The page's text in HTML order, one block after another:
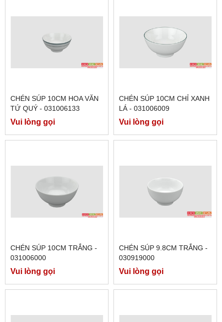
CHÉN SÚP 10CM HOA VĂN
TỨ QUÝ - 031006133
Vui lòng gọi
CHÉN SÚP 10CM CHỈ XANH
LÁ - 031006009
Vui lòng gọi
CHÉN SÚP 10CM TRẮNG -
031006000
Vui lòng gọi
CHÉN SÚP 9.8CM TRẮNG -
030919000
Vui lòng gọi